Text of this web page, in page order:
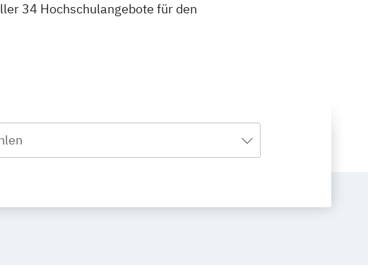
34 Hochschulangebote für den